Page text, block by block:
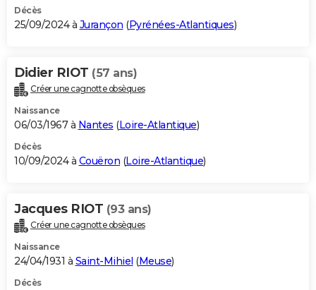
Décès
25/09/2024 à Jurançon (Pyrénées-Atlantiques)
Didier RIOT (57 ans)
Créer une cagnotte obsèques
Naissance
06/03/1967 à Nantes (Loire-Atlantique)
Décès
10/09/2024 à Couëron (Loire-Atlantique)
Jacques RIOT (93 ans)
Créer une cagnotte obsèques
Naissance
24/04/1931 à Saint-Mihiel (Meuse)
Décès